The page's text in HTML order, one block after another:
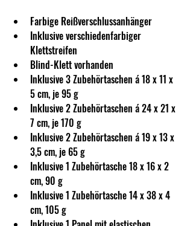
Farbige Reißverschlussanhänger
Inklusive verschiedenfarbiger
Klettstreifen
Blind-Klett vorhanden
Inklusive 3 Zubehörtaschen á 18 x 11 x
5 cm, je 95 g
Inklusive 2 Zubehörtaschen á 24 x 21 x
7 cm, je 170 g
Inklusive 2 Zubehörtaschen á 19 x 13 x
3,5 cm, je 65 g
Inklusive 1 Zubehörtasche 18 x 16 x 2
cm, 90 g
Inklusive 1 Zubehörtasche 14 x 38 x 4
cm, 105 g